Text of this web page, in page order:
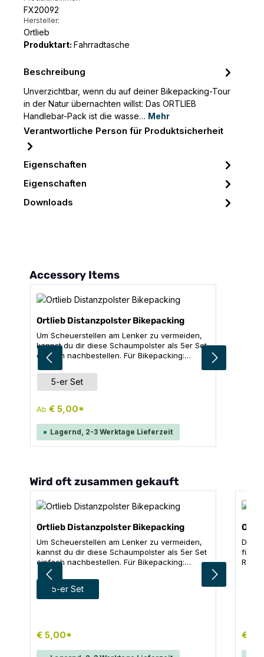
FX20092
Hersteller:
Ortlieb
Produktart: Fahrradtasche
Beschreibung
Unverzichtbar, wenn du auf deiner Bikepacking-Tour
in der Natur übernachten willst: Das ORTLIEB
Handlebar-Pack ist die wasse… Mehr
Verantwortliche Person für Produktsicherheit
Eigenschaften
Eigenschaften
Downloads
Produktgalerie überspringen
Accessory Items
Ortlieb Distanzpolster Bikepacking
Um Scheuerstellen am Lenker zu vermeiden,
kannst du dir diese Schaumpolster als 5er Set
einfach nachbestellen. Für Bikepacking:
Handlebar-Pack und Accessory-Pack Inhalt: 5
x Distanzpolster, grau
Größeauswählen
5-er Set
Ab€ 5,00*
Lagernd, 2-3 Werktage Lieferzeit
Produktgalerie überspringen
Wird oft zusammen gekauft
Ortlieb Distanzpolster Bikepacking
Um Scheuerstellen am Lenker zu vermeiden,
kannst du dir diese Schaumpolster als 5er Set
einfach nachbestellen. Für Bikepacking:
Handlebar-Pack und Accessory-Pack Inhalt: 5
x Distanzpolster, grau
Größeauswählen
5-er Set
€ 5,00*
Das
für
€